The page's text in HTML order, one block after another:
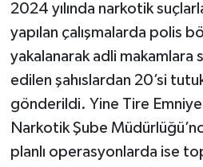
2024 yılında narkotik
yapılan çalışmalarda polis
yakalanarak adli makamlara
edilen şahıslardan 20’si
gönderildi. Yine Tire
Narkotik Şube
planlı operasyonlarda ise